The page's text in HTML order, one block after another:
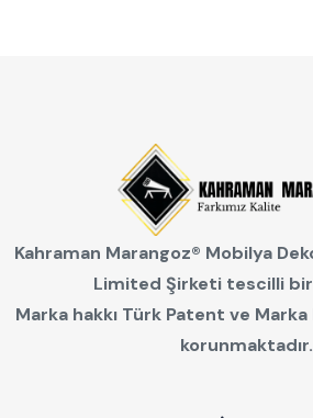
Kahraman Marangoz® Mobilya
Limited Şirketitescilli bir
Marka hakkı Türk Patent ve
korunmaktadır.